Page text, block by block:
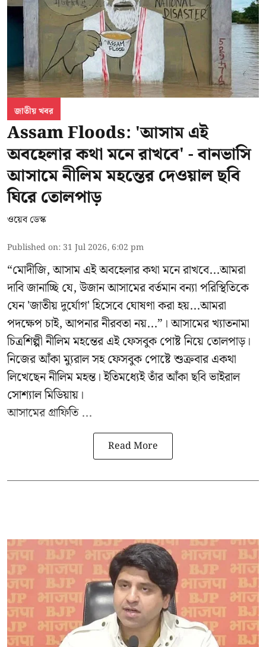
জাতীয় খবর
Assam Floods: 'আসাম এই
অবহেলার কথা মনে রাখবে' - বানভাসি
আসামে নীলিম মহন্তের দেওয়াল ছবি
ঘিরে তোলপাড়
ওয়েব ডেস্ক
Published on: 31 Jul 2026, 6:02 pm
“মোদীজি, আসাম এই অবহেলার কথা মনে রাখবে...আমরা
দাবি জানাচ্ছি যে, উজান আসামের বর্তমান বন্যা পরিস্থিতিকে
যেন 'জাতীয় দুর্যোগ' হিসেবে ঘোষণা করা হয়...আমরা
পদক্ষেপ চাই, আপনার নীরবতা নয়...”। আসামের খ্যাতনামা
চিত্রশিল্পী নীলিম মহন্তের এই ফেসবুক পোষ্ট নিয়ে তোলপাড়।
নিজের আঁকা ম্যুরাল সহ ফেসবুক পোষ্টে শুক্রবার একথা
লিখেছেন নীলিম মহন্ত। ইতিমধ্যেই তাঁর আঁকা ছবি ভাইরাল
সোশ্যাল মিডিয়ায়।
আসামের গ্রাফিতি ...
Read More